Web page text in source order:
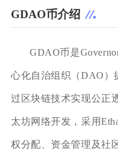
GDAO币介绍
GDAO币是
心化自治组织（DAO）
过区块链技术实现公正
太坊网络开发，采用
权分配、资金管理及社